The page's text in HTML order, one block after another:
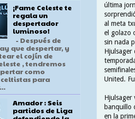
última
al meta
el golazo
sin nada
Hjulsager
United.
Hjulsager
banquillo
en la
¡Fame Celeste te
regala un
despertador
luminoso!
- Después de
que despertar, y
el cojín de
, tendremos
como
para
Amador : Seis
partidos de Liga